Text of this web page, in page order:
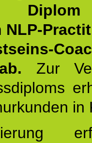
Zur
in